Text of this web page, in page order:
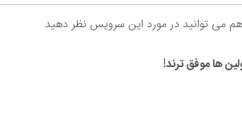
می توانید در مورد این سرویس نظر دهید
ها موفق ترند!